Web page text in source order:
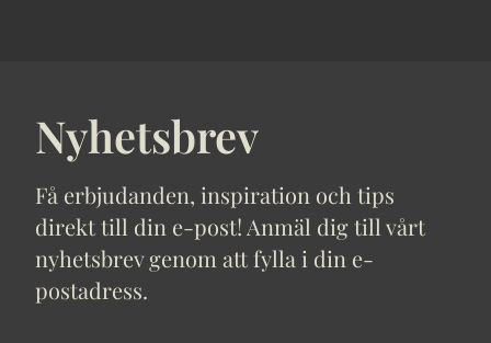
Nyhetsbrev
Få erbjudanden, inspiration och tips
direkt till din e-post! Anmäl dig till vårt
nyhetsbrev genom att fylla i din e-
postadress.